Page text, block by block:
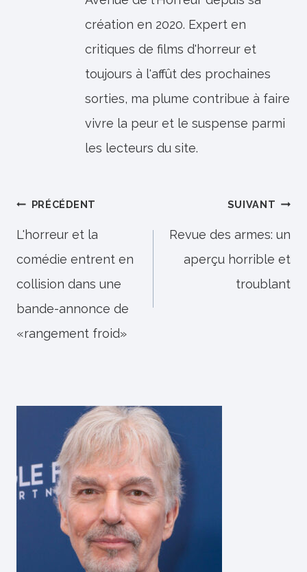
création en 2020. Expert en
critiques de films d'horreur et
toujours à l'affût des prochaines
sorties, ma plume contribue à faire
vivre la peur et le suspense parmi
les lecteurs du site.
Navigation
de
l’article
PRÉCÉDENT
L'horreur et la
comédie entrent en
collision dans une
bande-annonce de
«rangement froid»
SUIVANT
Revue des armes: un
aperçu horrible et
troublant